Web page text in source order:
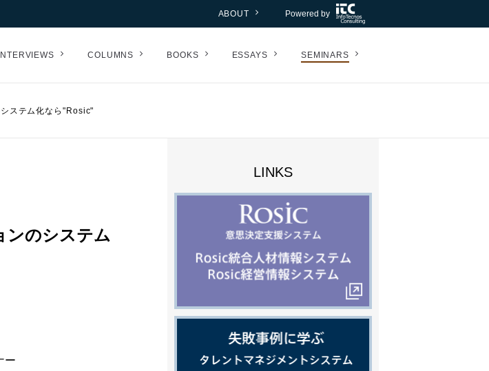
ABOUT Powered by
INTERVIEWS COLUMNS BOOKS ESSAYS SEMINARS
ステム化なら"Rosic"
ンのシステム
ー
LINKS